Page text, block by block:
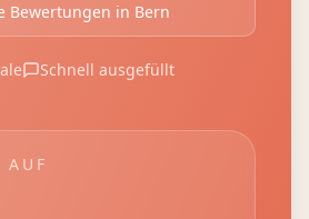
Bewertungen in Bern
Schnell ausgefüllt
AUF